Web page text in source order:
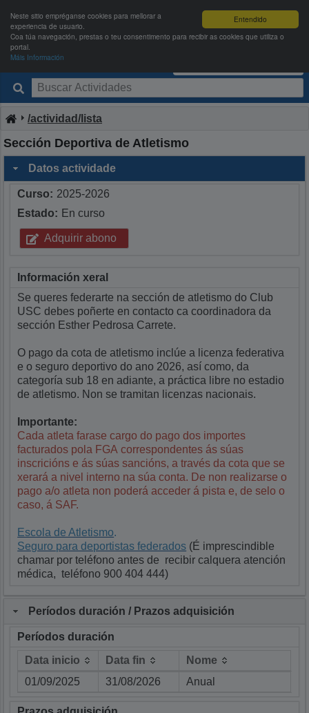
Entendido
Neste sitio empréganse cookies para mellorar a
experiencia de usuario.
Coa túa navegación, prestas o teu consentimento para recibir as cookies que utiliza o
portal.
Máis InformaciónDeportes USC
/actividad/lista
Sección Deportiva de Atletismo
Datos actividade
Curso: 2025-2026
Estado: En curso
Adquirir abono
Información xeral
Se queres federarte na sección de atletismo do Club
USC debes poñerte en contacto ca coordinadora da
sección Esther Pedrosa Carrete.
O pago da cota de atletismo inclúe a licenza federativa
e o seguro deportivo do ano 2026, así como, da
categoría sub 18 en adiante, a práctica libre no estadio
de atletismo. Non se tramitan licenzas nacionais.
Importante:
Cada atleta farase cargo do pago dos importes
facturados pola FGA correspondentes ás súas
inscricións e ás súas sancións, a través da cota que se
xerará a nivel interno na súa conta. De non realizarse o
pago a/o atleta non poderá acceder á pista e, de selo o
caso, á SAF.
Escola de Atletismo.
Seguro para deportistas federados (É imprescindible
chamar por teléfono antes de recibir calquera atención
médica, teléfono 900 404 444)
Períodos duración / Prazos adquisición
Períodos duración
Data inicio
Data fin
Nome
Data inicio
Data fin Nome
01/09/2025 31/08/2026 Anual